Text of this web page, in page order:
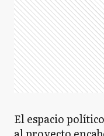
El espacio